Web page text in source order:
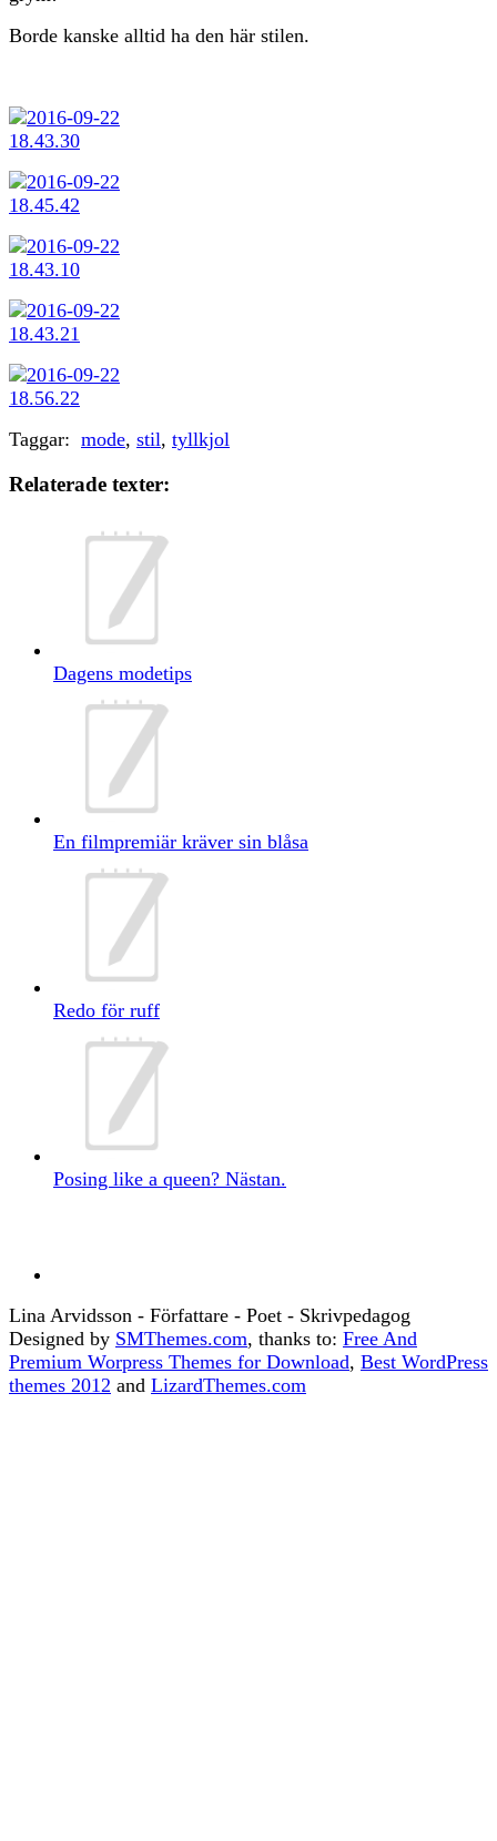
Borde kanske alltid ha den här stilen.
Taggar: mode, stil, tyllkjol
Relaterade texter:
Dagens modetips
En filmpremiär kräver sin blåsa
Redo för ruff
Posing like a queen? Nästan.
Lina Arvidsson - Författare - Poet - Skrivpedagog
Designed by SMThemes.com, thanks to: Free And
Premium Worpress Themes for Download, Best WordPress
themes 2012 and LizardThemes.com